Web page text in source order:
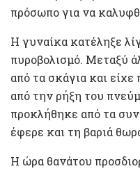
πρόσωπο για να
Η γυναίκα κατέληξε
πυροβολισμό. Μεταξύ
από τα σκάγια και
από την ρήξη του
προκλήθηκε από τα
έφερε και τη βαριά
Η ώρα θανάτου